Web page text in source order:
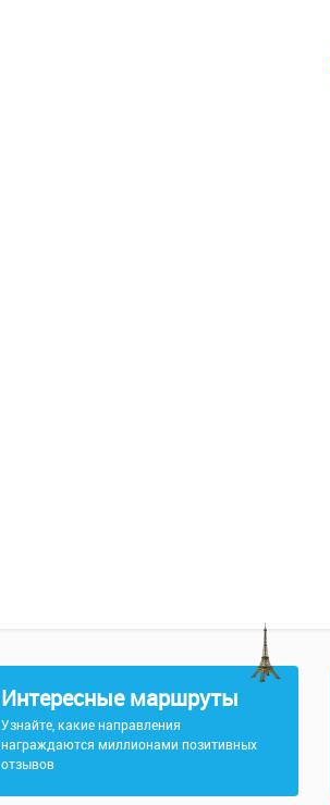
Интересные маршруты
Узнайте, какие направления
награждаются миллионами позитивных
отзывов